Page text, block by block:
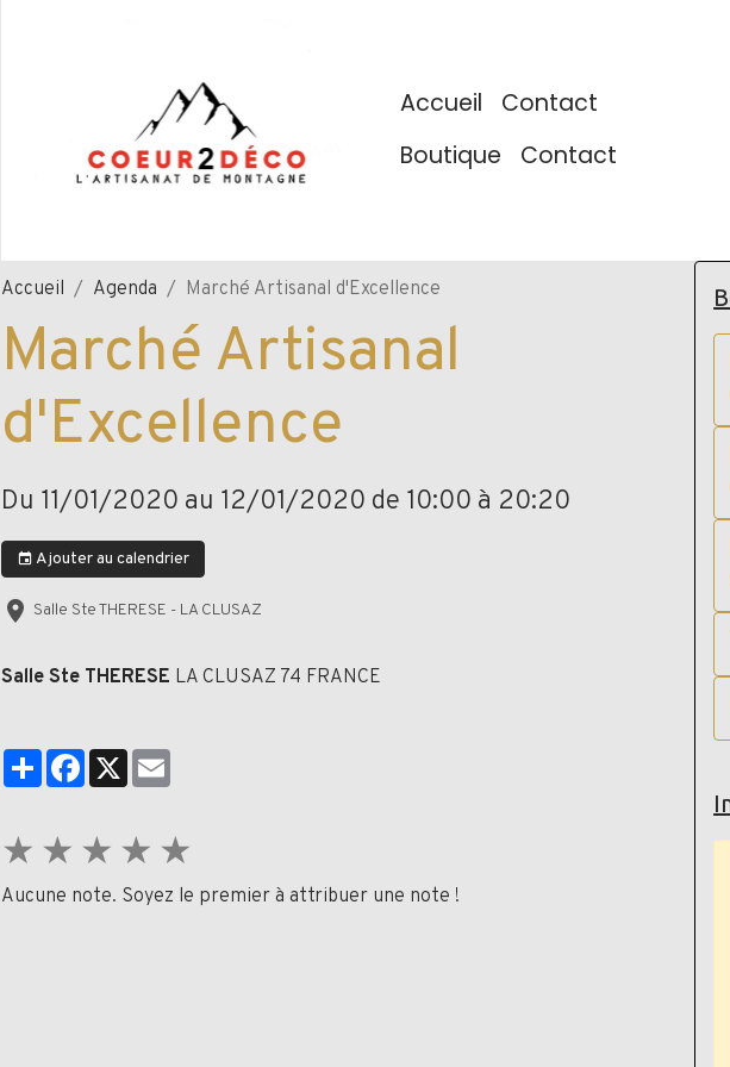
Accueil
Contact
Boutique
Contact
Accueil Agenda Marché Artisanal d'Excellence
Marché Artisanal
d'Excellence
Du 11/01/2020 au 12/01/2020 de 10:00 à 20:20
Ajouter au calendrier
Salle Ste THERESE - LA CLUSAZ
Salle Ste THERESE LA CLUSAZ 74 FRANCE
PartagerFacebook
X Email
★ ★ ★ ★ ★
Aucune note. Soyez le premier à attribuer une note !